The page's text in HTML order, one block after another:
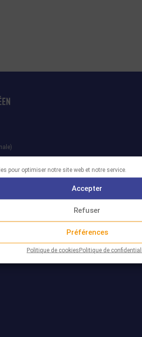
pour optimiser notre site web et notre service.
Accepter
Refuser
Préférences
Politique de cookiesPolitique de